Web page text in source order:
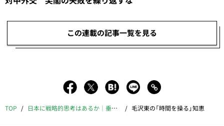
この連載の記事一覧を見る
TOP 日本に戦略的思考はあるか｜垂秀夫 毛沢東の「時間を操る」知恵